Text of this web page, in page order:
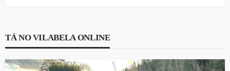
TÁ NO VILABELA ONLINE